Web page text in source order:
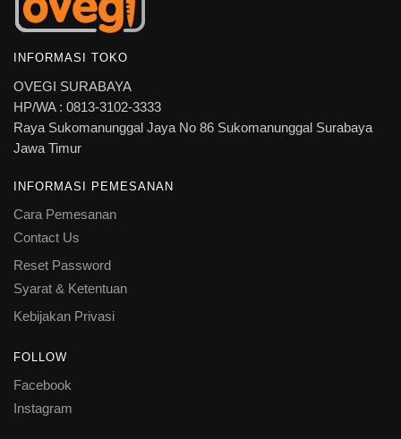
INFORMASI TOKO
OVEGI SURABAYA
HP/WA : 0813-3102-3333
Raya Sukomanunggal Jaya No 86 Sukomanunggal Surabaya
Jawa Timur
INFORMASI PEMESANAN
Cara Pemesanan
Contact Us
Reset Password
Syarat & Ketentuan
Kebijakan Privasi
FOLLOW
Facebook
Instagram